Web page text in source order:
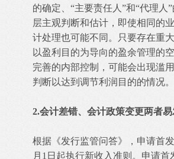
的确定、“主要责任人”和“代理人
层主观判断和估计，即使相同的
计处理也可能不同。只要存在重
以盈利目的为导向的盈余管理的
完善的内部控制，可能会出现滥
判断以达到调节利润目的的情况。
2.会计差错、会计政策变更两者
根据《发行监管问答》，申请首
月1日起执行新收入准则。申请首